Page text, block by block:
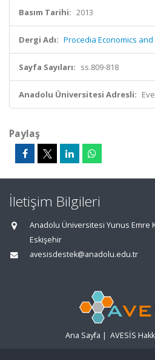
Basım Tarihi: 2013
Dergi Adı: Procedia Economics and
Sayfa Sayıları: ss.809-818
Anadolu Üniversitesi Adresli:
Paylaş
İletişim Bilgileri
Anadolu Üniversitesi Yunus Emre
Eskişehir
avesisdestek@anadolu.edu.tr
Ana Sayfa | AVESİS